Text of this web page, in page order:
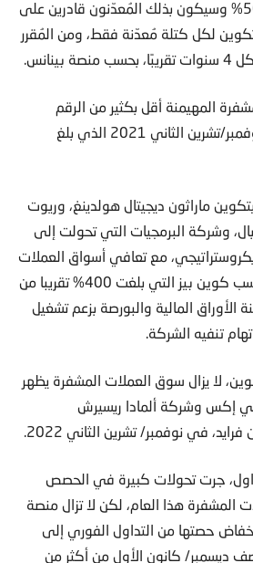
من الكُتل الجديدة إلى 50% وسيكون بذلك المُعدّنون قادرين على
لكل كتلة مُعدّنة فقط، ومن المُقرر
المهيمنة أقل بكثير من الرقم
القياسي المسجل في نوفمبر/تشرين الثاني 2021 الذي بلغ
ماراثون ديجيتال هولدينغ، وريوت
وشركة البرمجيات التي تحولت إلى
مع تعافي أسواق العملات
المشفرة، وقد نجت مكاسب كوين بيز التي بلغت 400% تقريبا من
الأوراق المالية والبورصة بزعم تشغيل
تنفيه الشركة.
لا يزال سوق العملات المشفرة يظهر
تي إكس وشركة ألمادا ريسيرش
في نوفمبر/ تشرين الثاني 2022.
جرت تحولات كبيرة في الحصص
المشفرة هذا العام، لكن لا تزال منصة
حصتها من التداول الفوري إلى
منتصف ديسمبر/ كانون الأول من أكثر من